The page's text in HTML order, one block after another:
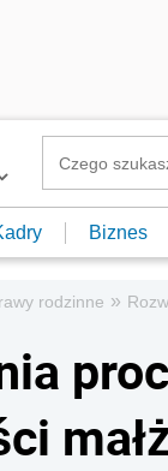
Biznes
rodzinne »